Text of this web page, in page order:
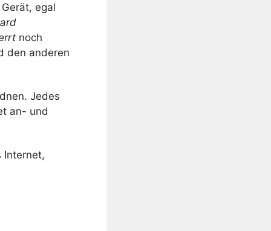
egal
noch
den anderen
Jedes
an- und
Internet,